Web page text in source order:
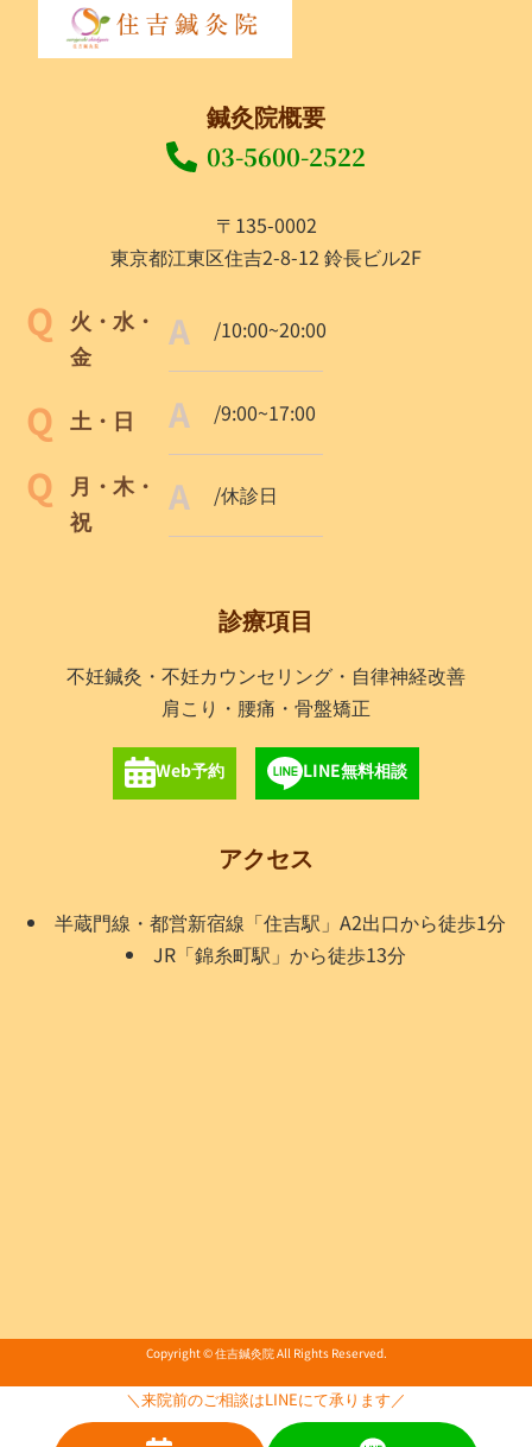
＼来院前のご相談はLINEにて承ります／
鍼灸院概要
03-5600-2522
〒135-0002
東京都江東区住吉2-8-12 鈴長ビル2F
火・水・
金
/10:00~20:00
土・日 /9:00~17:00
月・木・
祝
/休診日
診療項目
不妊鍼灸・不妊カウンセリング・自律神経改善
肩こり・腰痛・骨盤矯正
Web予約 LINE無料相談
アクセス
半蔵門線・都営新宿線「住吉駅」A2出口から徒歩1分
JR「錦糸町駅」から徒歩13分
Copyright © 住吉鍼灸院 All Rights Reserved.